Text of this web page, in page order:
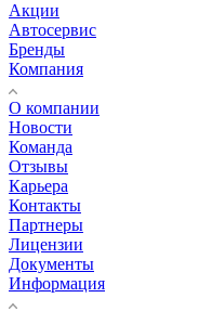
Акции
Автосервис
Бренды
Компания
О компании
Новости
Команда
Отзывы
Карьера
Контакты
Партнеры
Лицензии
Документы
Информация